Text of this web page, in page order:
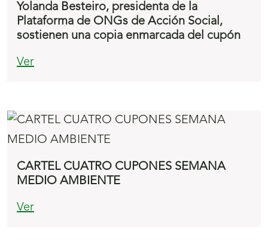
Yolanda Besteiro, presidenta de la
Plataforma de ONGs de Acción Social,
sostienen una copia enmarcada del cupón
Ver
CARTEL CUATRO CUPONES SEMANA
MEDIO AMBIENTE
Ver